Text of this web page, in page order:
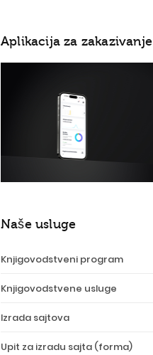
Aplikacija za zakazivanje
Naše usluge
Knjigovodstveni program
Knjigovodstvene usluge
Izrada sajtova
Upit za izradu sajta (forma)